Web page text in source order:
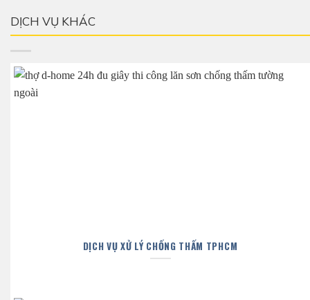
DỊCH VỤ KHÁC
DỊCH VỤ XỬ LÝ CHỐNG THẤM TPHCM